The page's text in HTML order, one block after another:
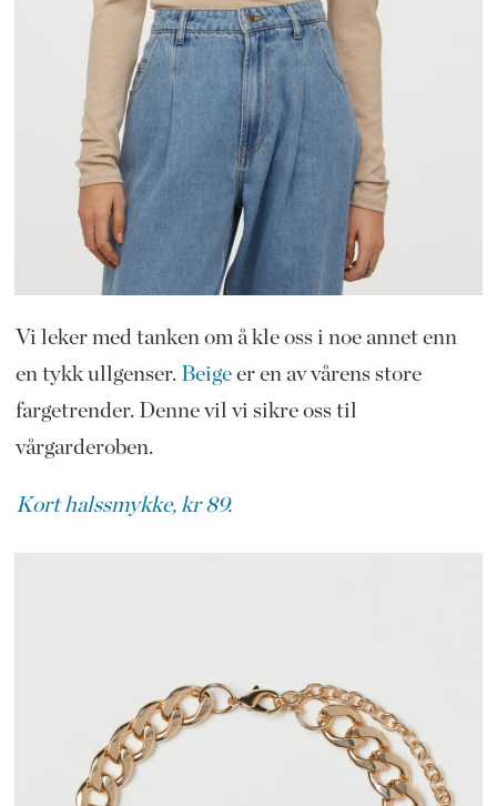
Vi leker med tanken om å kle oss i noe annet enn
en tykk ullgenser. Beigeer en av vårens store
fargetrender. Denne vil vi sikre oss til
vårgarderoben.
Kort halssmykke, kr 89.